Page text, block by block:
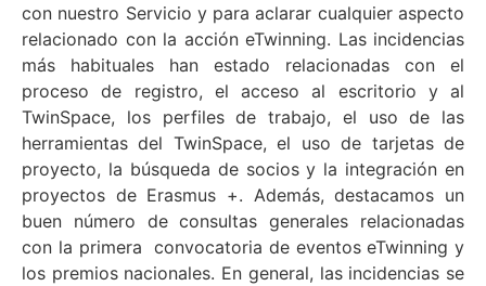
con nuestro Servicio y para aclarar cualquier aspecto
relacionado con la acción eTwinning. Las incidencias
más habituales han estado relacionadas con el
proceso de registro, el acceso al escritorio y al
TwinSpace, los perfiles de trabajo, el uso de las
herramientas del TwinSpace, el uso de tarjetas de
proyecto, la búsqueda de socios y la integración en
proyectos de Erasmus +. Además, destacamos un
buen número de consultas generales relacionadas
con la primera convocatoria de eventos eTwinning y
los premios nacionales. En general, las incidencias se